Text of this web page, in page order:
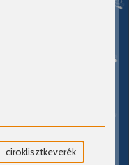
ciroklisztkeverék